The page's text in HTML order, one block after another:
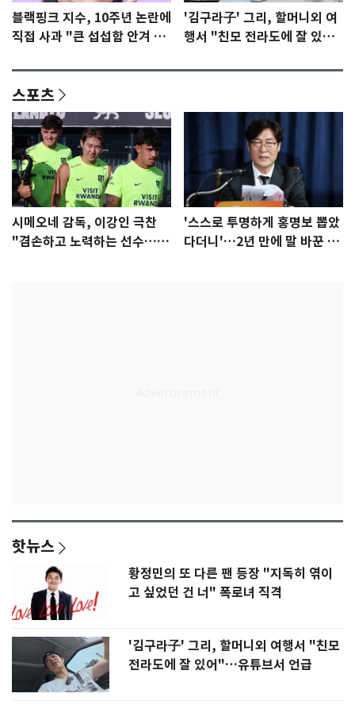
블랙핑크 지수, 10주년 논란에
직접 사과 "큰 섭섭함 안겨 미
'김구라子' 그리, 할머니외 여
행서 "친모 전라도에 잘 있
스포츠
시메오네 감독, 이강인 극찬
"겸손하고 노력하는 선수…좋
'스스로 투명하게 홍명보 뽑았
다더니'…2년 만에 말 바꾼 이
핫뉴스
황정민의 또 다른 팬 등장 "지독히 엮이
고 싶었던 건 너" 폭로녀 직격
'김구라子' 그리, 할머니외 여행서 "친모
전라도에 잘 있어"…유튜브서 언급